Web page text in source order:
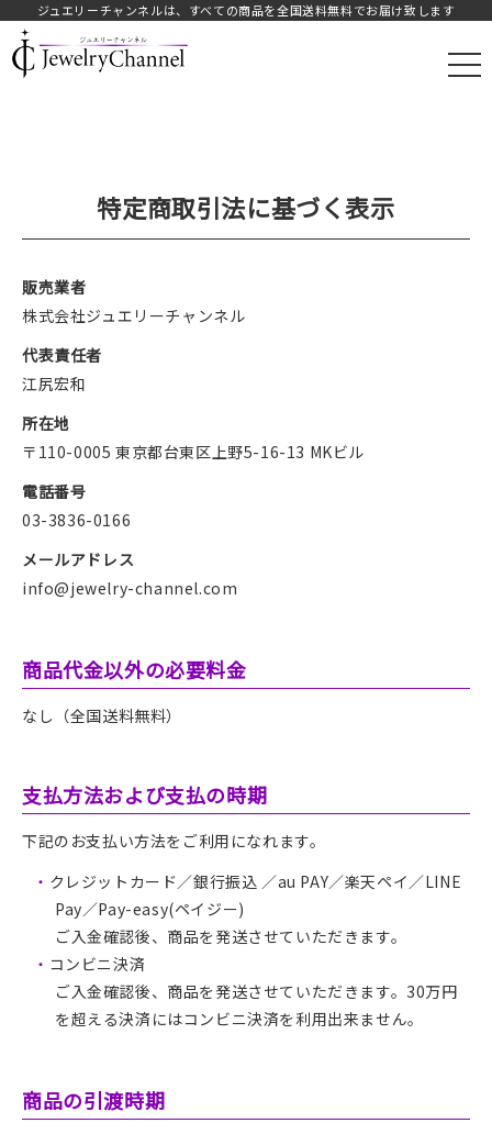
ジュエリーチャンネルは、すべての商品を全国送料無料でお届け致します
JAY.オフィシャルストア
特定商取引法に基づく表示
販売業者
株式会社ジュエリーチャンネル
代表責任者
江尻宏和
所在地
〒110-0005 東京都台東区上野5-16-13 MKビル
電話番号
03-3836-0166
メールアドレス
info@jewelry-channel.com
商品代金以外の必要料金
なし（全国送料無料）
支払方法および支払の時期
下記のお支払い方法をご利用になれます。
クレジットカード／銀行振込 ／au PAY／楽天ペイ／LINE
Pay／Pay-easy(ペイジー)
ご入金確認後、商品を発送させていただきます。
コンビニ決済
ご入金確認後、商品を発送させていただきます。30万円
を超える決済にはコンビニ決済を利用出来ません。
商品の引渡時期